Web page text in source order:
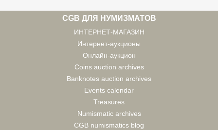
CGB ДЛЯ НУМИЗМАТОВ
ИНТЕРНЕТ-МАГАЗИН
Интернет-аукционы
Онлайн-аукцион
Coins auction archives
Banknotes auction archives
Events calendar
Treasures
Numismatic archives
CGB numismatics blog